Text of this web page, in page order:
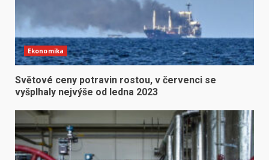
Ekonomika
Světové ceny potravin rostou, v červenci se
vyšplhaly nejvýše od ledna 2023